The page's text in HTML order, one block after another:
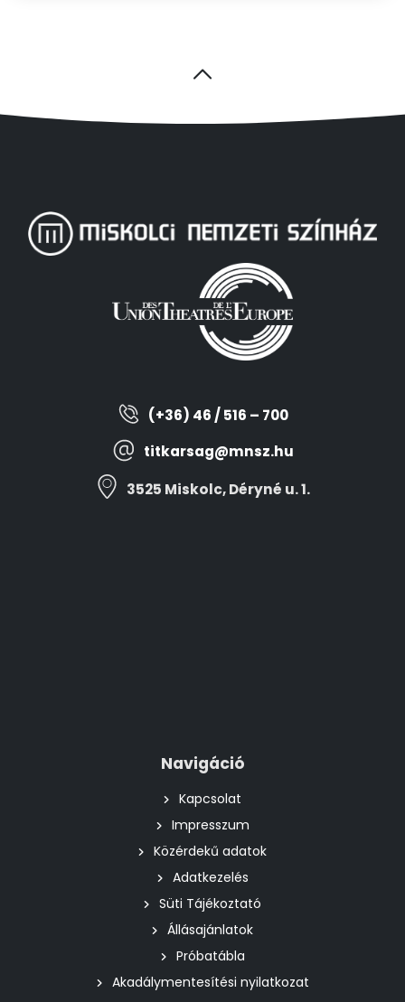
(+36) 46 / 516 – 700
titkarsag@mnsz.hu
3525 Miskolc, Déryné u. 1.
Navigáció
Kapcsolat
Impresszum
Közérdekű adatok
Adatkezelés
Süti Tájékoztató
Állásajánlatok
Próbatábla
Akadálymentesítési nyilatkozat